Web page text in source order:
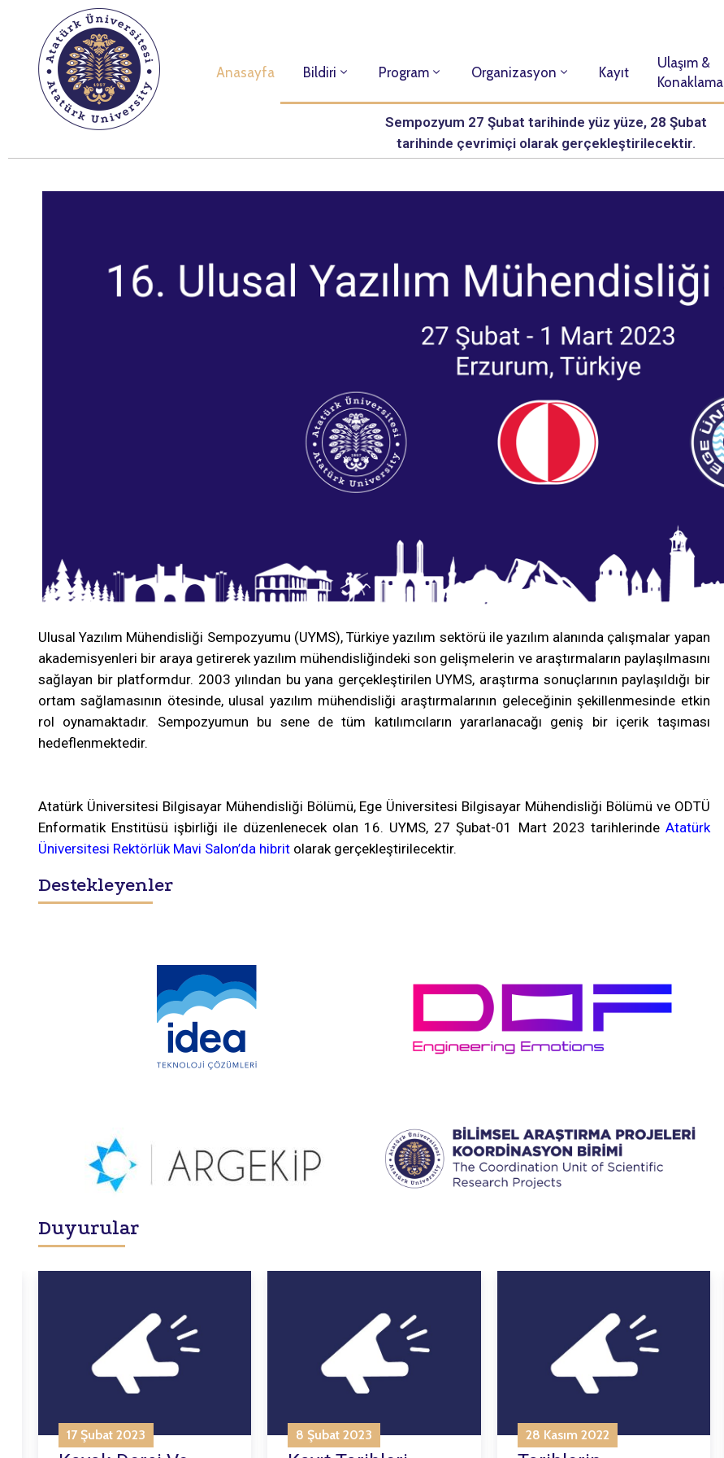
Anasayfa Bildiri Program Organizasyon Kayıt
Ulaşım &
Konaklama
Sempozyum 27 Şubat tarihinde yüz yüze, 28 Şubat
tarihinde çevrimiçi olarak gerçekleştirilecektir.
Ulusal Yazılım Mühendisliği Sempozyumu (UYMS), Türkiye yazılım sektörü ile yazılım alanında çalışmalar yapan
akademisyenleri bir araya getirerek yazılım mühendisliğindeki son gelişmelerin ve araştırmaların paylaşılmasını
sağlayan bir platformdur. 2003 yılından bu yana gerçekleştirilen UYMS, araştırma sonuçlarının paylaşıldığı bir
ortam sağlamasının ötesinde, ulusal yazılım mühendisliği araştırmalarının geleceğinin şekillenmesinde etkin
rol oynamaktadır. Sempozyumun bu sene de tüm katılımcıların yararlanacağı geniş bir içerik taşıması
hedeflenmektedir.
Atatürk Üniversitesi Bilgisayar Mühendisliği Bölümü, Ege Üniversitesi Bilgisayar Mühendisliği Bölümü ve ODTÜ
Enformatik Enstitüsü işbirliği ile düzenlenecek olan 16. UYMS, 27 Şubat-01 Mart 2023 tarihlerinde Atatürk
Üniversitesi Rektörlük Mavi Salon’da hibrit olarak gerçekleştirilecektir.
Destekleyenler
Duyurular
17 Şubat 2023 8 Şubat 2023 28 Kasım 2022